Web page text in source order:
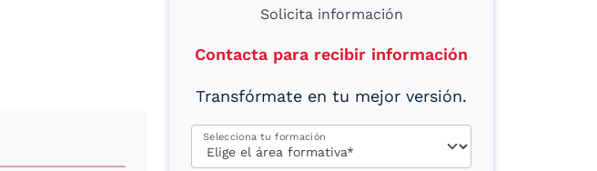
Solicita información
Contacta para recibir información
Transfórmate en tu mejor versión.
Selecciona tu formación